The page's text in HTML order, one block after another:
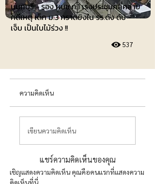
นนทบุรี - รอง ผบช.ภ.1 เร่งประชุมคลี่คลาย
คดีเหตุ เด็ก ม.3 กราดยิงใน รร.ดัง ดับ -
เจ็บ เป็นใบไม้ร่วง !!
537
ความคิดเห็น
เขียนความคิดเห็น
แชร์ความคิดเห็นของคุณ
เชิญแสดงความคิดเห็น คุณคือคนแรกที่แสดงความ
คิดเห็นที่นี่